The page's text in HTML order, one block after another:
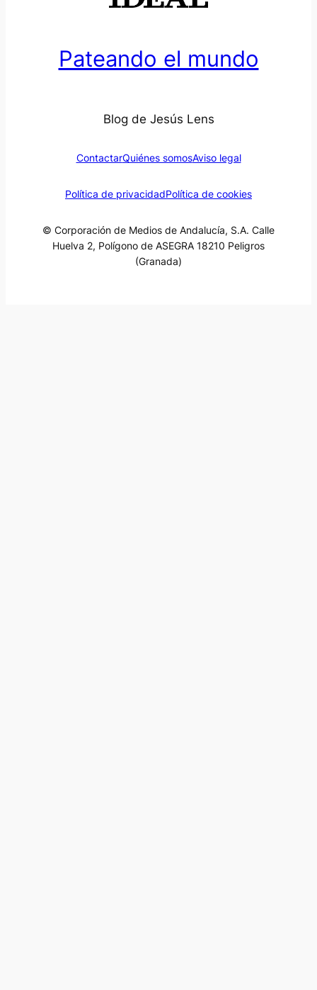
Pateando el mundo
Blog de Jesús Lens
ContactarQuiénes somosAviso legal
Política de privacidadPolítica de cookies
© Corporación de Medios de Andalucía, S.A. Calle
Huelva 2, Polígono de ASEGRA 18210 Peligros
(Granada)